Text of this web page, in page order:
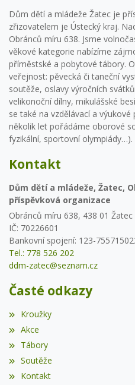
Dům dětí a mládeže Žatec je
zřizovatelem je Ústecký kraj.
Obránců míru 638. Jsme
věkové kategorie nabízíme
příměstské a pobytové tábory.
veřejnost: pěvecká či taneční
soutěže, oslavy výročních
velikonoční dílny, mikulášské
se také na vzdělávací a výukové
několik let pořádáme oborové
fyzikální, sportovní olympiády…).
Kontakt
Dům dětí a mládeže, Žatec,
příspěvková organizace
Obránců míru 638, 438 01 Žatec
IČ: 70226601
Bankovní spojení: 123-
Tel.: 778 526 202
ddm-zatec@seznam.cz
Časté odkazy
Kroužky
Akce
Tábory
Soutěže
Kontakt